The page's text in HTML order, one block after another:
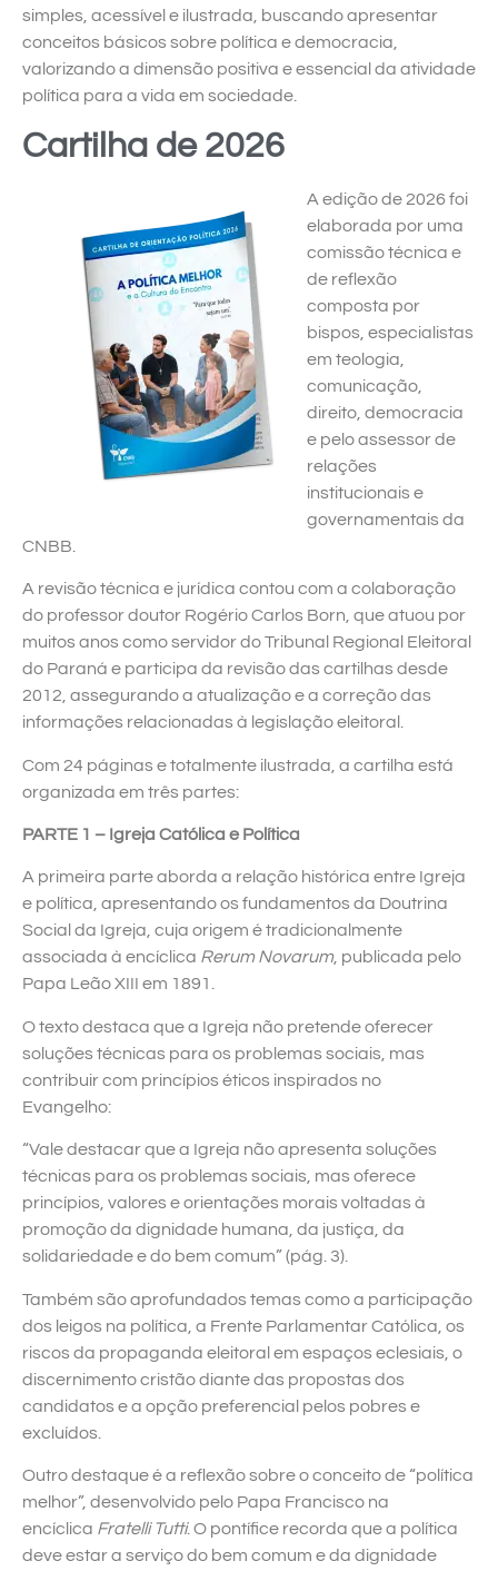
simples, acessível e ilustrada, buscando apresentar
conceitos básicos sobre política e democracia,
valorizando a dimensão positiva e essencial da atividade
política para a vida em sociedade.
Cartilha de 2026
A edição de 2026 foi
elaborada por uma
comissão técnica e
de reflexão
composta por
bispos, especialistas
em teologia,
comunicação,
direito, democracia
e pelo assessor de
relações
institucionais e
governamentais da
CNBB.
A revisão técnica e jurídica contou com a colaboração
do professor doutor Rogério Carlos Born, que atuou por
muitos anos como servidor do Tribunal Regional Eleitoral
do Paraná e participa da revisão das cartilhas desde
2012, assegurando a atualização e a correção das
informações relacionadas à legislação eleitoral.
Com 24 páginas e totalmente ilustrada, a cartilha está
organizada em três partes:
PARTE 1 – Igreja Católica e Política
A primeira parte aborda a relação histórica entre Igreja
e política, apresentando os fundamentos da Doutrina
Social da Igreja, cuja origem é tradicionalmente
associada à encíclica Rerum Novarum, publicada pelo
Papa Leão XIII em 1891.
O texto destaca que a Igreja não pretende oferecer
soluções técnicas para os problemas sociais, mas
contribuir com princípios éticos inspirados no
Evangelho:
“Vale destacar que a Igreja não apresenta soluções
técnicas para os problemas sociais, mas oferece
princípios, valores e orientações morais voltadas à
promoção da dignidade humana, da justiça, da
solidariedade e do bem comum” (pág. 3).
Também são aprofundados temas como a participação
dos leigos na política, a Frente Parlamentar Católica, os
riscos da propaganda eleitoral em espaços eclesiais, o
discernimento cristão diante das propostas dos
candidatos e a opção preferencial pelos pobres e
excluídos.
Outro destaque é a reflexão sobre o conceito de “política
melhor”, desenvolvido pelo Papa Francisco na
encíclica Fratelli Tutti. O pontífice recorda que a política
deve estar a serviço do bem comum e da dignidade